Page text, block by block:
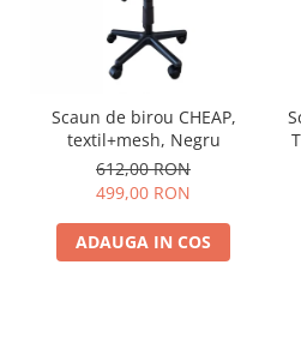
Scaun de birou CHEAP,
textil+mesh, Negru
612,00 RON
499,00 RON
ADAUGA IN COS